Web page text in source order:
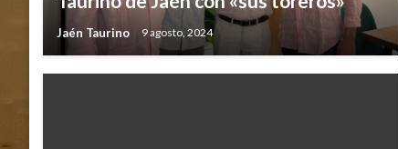
Jaén Taurino 9 agosto, 2024